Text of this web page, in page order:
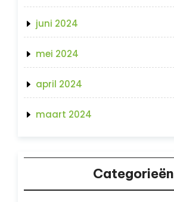
juni 2024
mei 2024
april 2024
maart 2024
Categorieën